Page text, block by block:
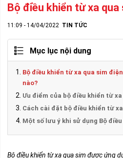
Bộ điều khiển từ xa
11:09 - 14/04/2022 TIN TỨC
Mục lục nội dung
Bộ điều khiển từ xa qua sim
nào?
Ưu điểm của bộ điều khiển từ
Cách cài đặt bộ điều khiển từ
Một số lưu ý khi sử dụng Bộ
Bộ điều khiển từ xa qua sim được ứng